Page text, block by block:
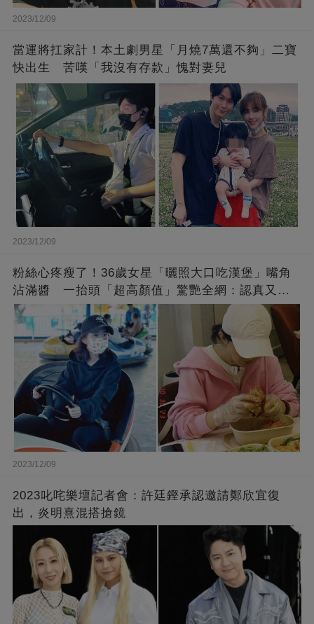
2023/12/09
當運將扛家計！本土劇男星「月燒7萬還不夠」二寶
快出生 苦嘆「我沒有存款」愧對妻兒
2023/12/09
粉絲心疼瘦了！36歲女星「曬照大口吃漢堡」嘴角
沾滿醬 一抬頭「超高顏值」驚艷全網：認真又美
麗!
2023/12/09
2023叱咤樂壇記者會：許廷鏗承認邀請鄭欣宜復
出，炎明熹混搭搶鏡